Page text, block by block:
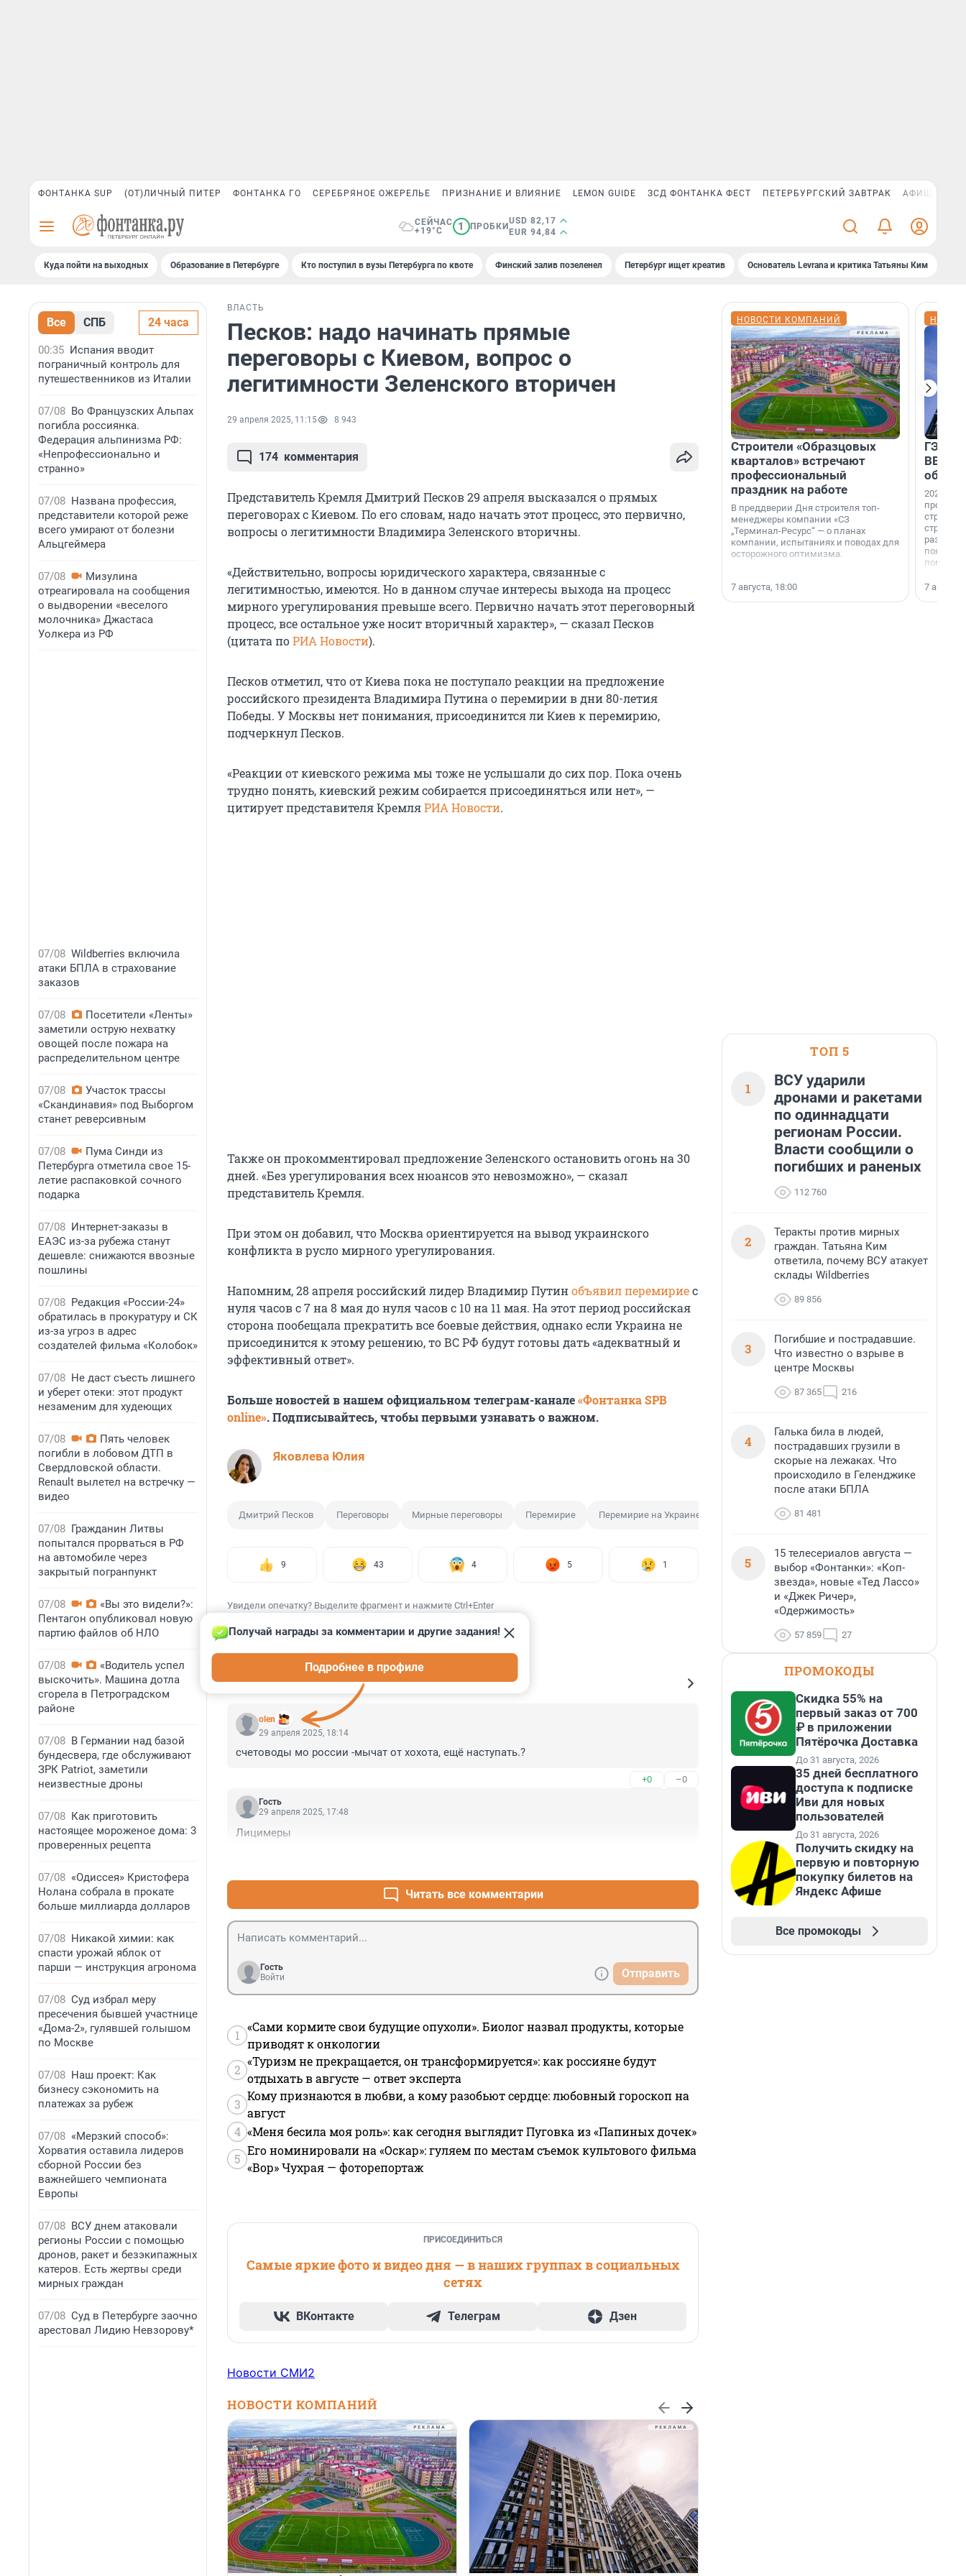
ФОНТАНКА SUP (ОТ)ЛИЧНЫЙ ПИТЕР ФОНТАНКА ГО СЕРЕБРЯНОЕ ОЖЕРЕЛЬЕ ПРИЗНАНИЕ И ВЛИЯНИЕ LEMON GUIDE ЗСД ФОНТАНКА ФЕСТ ПЕТЕРБУРГСКИЙ ЗАВТРАК АФИША PLUS
СЕЙЧАС
+19°C
1 ПРОБКИ
USD 82,17
EUR 94,84
Куда пойти на выходных Образование в Петербурге Кто поступил в вузы Петербурга по квоте Финский залив позеленел Петербург ищет креатив Основатель Levrana и критика Татьяны Ким
Все СПБ 24 часа
00:35 Испания вводит
пограничный контроль для
путешественников из Италии
07/08 Во Французских Альпах
погибла россиянка.
Федерация альпинизма РФ:
«Непрофессионально и
странно»
07/08 Названа профессия,
представители которой реже
всего умирают от болезни
Альцгеймера
07/08
Мизулина
отреагировала на сообщения
о выдворении «веселого
молочника» Джастаса
Уолкера из РФ
07/08 Wildberries включила
атаки БПЛА в страхование
заказов
07/08
Посетители «Ленты»
заметили острую нехватку
овощей после пожара на
распределительном центре
07/08
Участок трассы
«Скандинавия» под Выборгом
станет реверсивным
07/08
Пума Синди из
Петербурга отметила свое 15-
летие распаковкой сочного
подарка
07/08 Интернет-заказы в
ЕАЭС из-за рубежа станут
дешевле: снижаются ввозные
пошлины
07/08 Редакция «России-24»
обратилась в прокуратуру и СК
из-за угроз в адрес
создателей фильма «Колобок»
07/08 Не даст съесть лишнего
и уберет отеки: этот продукт
незаменим для худеющих
07/08
Пять человек
погибли в лобовом ДТП в
Свердловской области.
Renault вылетел на встречку —
видео
07/08 Гражданин Литвы
попытался прорваться в РФ
на автомобиле через
закрытый погранпункт
07/08
«Вы это видели?»:
Пентагон опубликовал новую
партию файлов об НЛО
07/08
«Водитель успел
выскочить». Машина дотла
сгорела в Петроградском
районе
07/08 В Германии над базой
бундесвера, где обслуживают
ЗРК Patriot, заметили
неизвестные дроны
07/08 Как приготовить
настоящее мороженое дома: 3
проверенных рецепта
07/08 «Одиссея» Кристофера
Нолана собрала в прокате
больше миллиарда долларов
07/08 Никакой химии: как
спасти урожай яблок от
парши — инструкция агронома
07/08 Суд избрал меру
пресечения бывшей участнице
«Дома-2», гулявшей голышом
по Москве
07/08 Наш проект: Как
бизнесу сэкономить на
платежах за рубеж
07/08 «Мерзкий способ»:
Хорватия оставила лидеров
сборной России без
важнейшего чемпионата
Европы
07/08 ВСУ днем атаковали
регионы России с помощью
дронов, ракет и безэкипажных
катеров. Есть жертвы среди
мирных граждан
07/08 Суд в Петербурге заочно
арестовал Лидию Невзорову*
ВЛАСТЬ
Песков: надо начинать прямые
переговоры с Киевом, вопрос о
легитимности Зеленского вторичен
29 апреля 2025, 11:15 8 943
174 комментария
Представитель Кремля Дмитрий Песков 29 апреля высказался о прямых
переговорах с Киевом. По его словам, надо начать этот процесс, это первично,
вопросы о легитимности Владимира Зеленского вторичны.
«Действительно, вопросы юридического характера, связанные с
легитимностью, имеются. Но в данном случае интересы выхода на процесс
мирного урегулирования превыше всего. Первично начать этот переговорный
процесс, все остальное уже носит вторичный характер», — сказал Песков
(цитата поРИА Новости).
Песков отметил, что от Киева пока не поступало реакции на предложение
российского президента Владимира Путина о перемирии в дни 80-летия
Победы. У Москвы нет понимания, присоединится ли Киев к перемирию,
подчеркнул Песков.
«Реакции от киевского режима мы тоже не услышали до сих пор. Пока очень
трудно понять, киевский режим собирается присоединяться или нет», —
цитирует представителя КремляРИА Новости.
Также он прокомментировал предложение Зеленского остановить огонь на 30
дней. «Без урегулирования всех нюансов это невозможно», — сказал
представитель Кремля.
При этом он добавил, что Москва ориентируется на вывод украинского
конфликта в русло мирного урегулирования.
Напомним, 28 апреля российский лидер Владимир Путинобъявил перемириес
нуля часов с 7 на 8 мая до нуля часов с 10 на 11 мая. На этот период российская
сторона пообещала прекратить все боевые действия, однако если Украина не
присоединится к этому решению, то ВС РФ будут готовы дать «адекватный и
эффективный ответ».
Больше новостей в нашем официальном телеграм-канале«Фонтанка SPB
online». Подписывайтесь, чтобы первыми узнавать о важном.
Яковлева Юлия
Дмитрий Песков Переговоры Мирные переговоры Перемирие Перемирие на Украине Украинский конфликт
9 43 4 5 1
Увидели опечатку? Выделите фрагмент и нажмите Ctrl+Enter
КОММЕНТАРИИ 174
olen
Получай награды за комментарии и другие задания!
Подробнее в профиле
29 апреля 2025, 18:14
счетоводы мо россии -мычат от хохота, ещё наступать.?
+0 –0
Гость
29 апреля 2025, 17:48
Лицимеры
Читать все комментарии
Гость
Войти
Отправить
1
«Сами кормите свои будущие опухоли». Биолог назвал продукты, которые
приводят к онкологии
2
«Туризм не прекращается, он трансформируется»: как россияне будут
отдыхать в августе — ответ эксперта
3
Кому признаются в любви, а кому разобьют сердце: любовный гороскоп на
август
4 «Меня бесила моя роль»: как сегодня выглядит Пуговка из «Папиных дочек»
5
Его номинировали на «Оскар»: гуляем по местам съемок культового фильма
«Вор» Чухрая — фоторепортаж
ПРИСОЕДИНИТЬСЯ
Самые яркие фото и видео дня — в наших группах в социальных
сетях
ВКонтакте Телеграм Дзен
Новости СМИ2
НОВОСТИ КОМПАНИЙ
НОВОСТИ КОМПАНИЙ
Строители «Образцовых
кварталов» встречают
профессиональный
праздник на работе
В преддверии Дня строителя топ-
менеджеры компании «СЗ
„Терминал-Ресурс“ — о планах
компании, испытаниях и поводах для
осторожного оптимизма.
7 августа, 18:00
ГЭС,
ВВП: в
об
2026-й —
раз. В
7
ТОП 5
1
ВСУ ударили
дронами и ракетами
по одиннадцати
регионам России.
Власти сообщили о
погибших и раненых
112 760
2
Теракты против мирных
граждан. Татьяна Ким
ответила, почему ВСУ атакует
склады Wildberries
89 856
3
Погибшие и пострадавшие.
Что известно о взрыве в
центре Москвы
87 365 216
4
Галька била в людей,
пострадавших грузили в
скорые на лежаках. Что
происходило в Геленджике
после атаки БПЛА
81 481
5
15 телесериалов августа —
выбор «Фонтанки»: «Коп-
звезда», новые «Тед Лассо»
и «Джек Ричер»,
«Одержимость»
57 859 27
ПРОМОКОДЫ
Скидка 55% на
первый заказ от 700
₽ в приложении
Пятёрочка Доставка
До 31 августа, 2026
35 дней бесплатного
доступа к подписке
Иви для новых
пользователей
До 31 августа, 2026
Получить скидку на
первую и повторную
покупку билетов на
Яндекс Афише
Все промокоды